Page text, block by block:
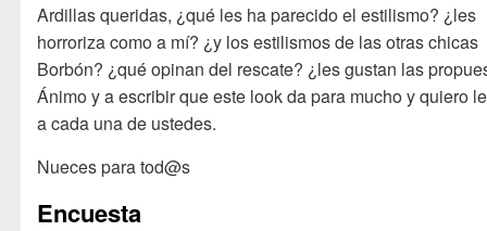
Ardillas queridas, ¿qué les ha parecido el estilismo? ¿les
horroriza como a mí? ¿y los estilismos de las otras chicas
Borbón? ¿qué opinan del rescate? ¿les gustan las
Ánimo y a escribir que este look da para mucho y quiero
a cada una de ustedes.
Nueces para tod@s
Encuesta